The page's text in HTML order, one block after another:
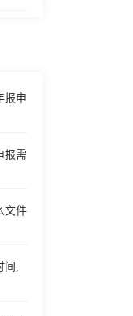
报申
报需
文件
间,